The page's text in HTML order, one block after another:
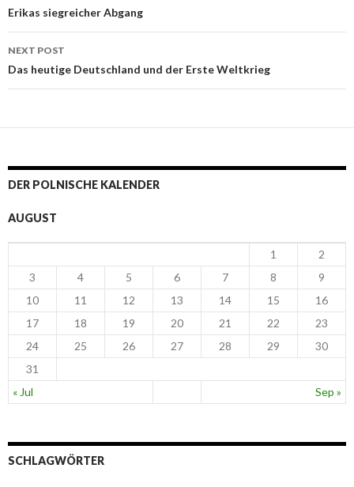
Post navigation
Erikas siegreicher Abgang
NEXT POST
Das heutige Deutschland und der Erste Weltkrieg
DER POLNISCHE KALENDER
AUGUST
« Jul Sep »
1
2
3
4 5 6 7 8
9
10
11 12 13 14 15
16
17
18 19 20 21 22
23
24
25 26 27 28 29
30
31
SCHLAGWÖRTER